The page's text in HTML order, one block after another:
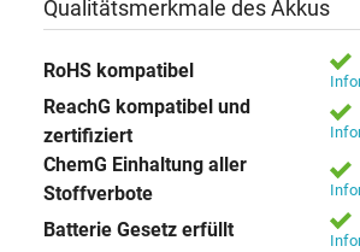
Qualitätsmerkmale des Akkus
RoHS kompatibel
ReachG kompatibel und
zertifiziert
ChemG Einhaltung aller
Stoffverbote
Batterie Gesetz erfüllt